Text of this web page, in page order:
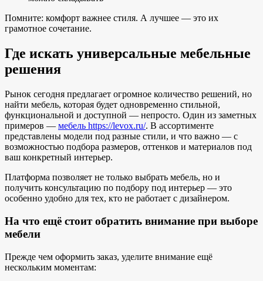
Помните: комфорт важнее стиля. А лучшее — это их
грамотное сочетание.
Где искать универсальные мебельные
решения
Рынок сегодня предлагает огромное количество решений, но
найти мебель, которая будет одновременно стильной,
функциональной и доступной — непросто. Один из заметных
примеров — мебель https://levox.ru/. В ассортименте
представлены модели под разные стили, и что важно — с
возможностью подбора размеров, оттенков и материалов под
ваш конкретный интерьер.
Платформа позволяет не только выбрать мебель, но и
получить консультацию по подбору под интерьер — это
особенно удобно для тех, кто не работает с дизайнером.
На что ещё стоит обратить внимание при выборе
мебели
Прежде чем оформить заказ, уделите внимание ещё
нескольким моментам: